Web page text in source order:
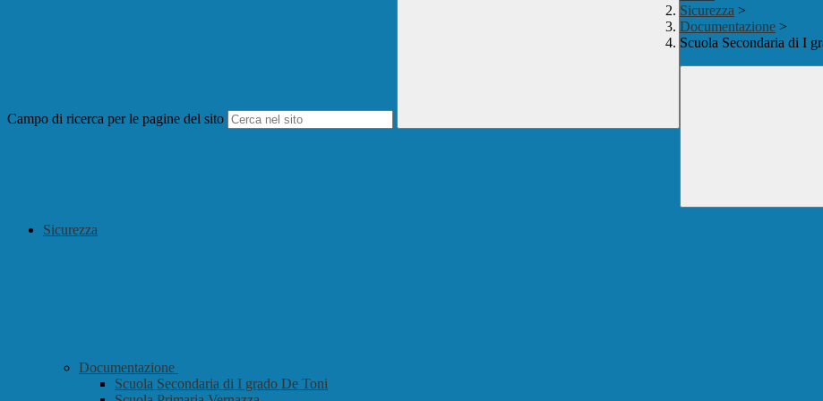
Campo di ricerca per le pagine del sito
Sicurezza >
Documentazione >
Scuola Secondaria di I
Sicurezza
Documentazione
Scuola Secondaria di I grado De Toni